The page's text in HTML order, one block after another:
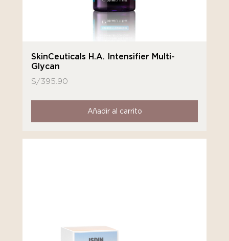
SkinCeuticals H.A. Intensifier Multi-
Glycan
S/395.90
Añadir al carrito